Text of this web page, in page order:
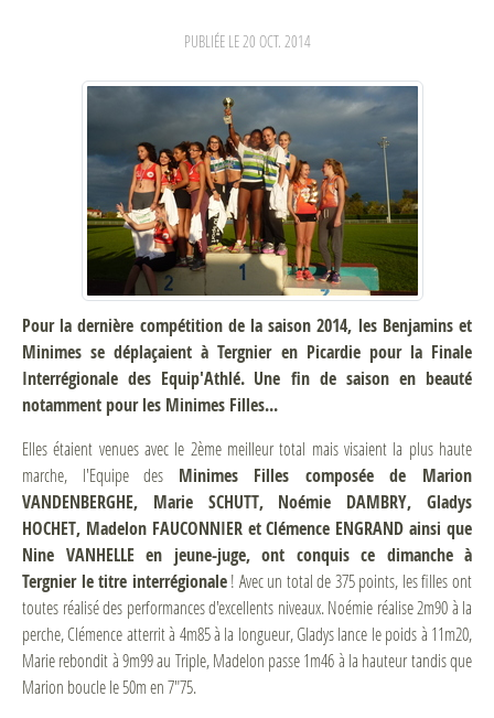
PUBLIÉE LE20 OCT. 2014
Pour la dernière compétition de la saison 2014, les Benjamins et
Minimes se déplaçaient à Tergnier en Picardie pour la Finale
Interrégionale des Equip'Athlé. Une fin de saison en beauté
notamment pour les Minimes Filles...
Elles étaient venues avec le 2ème meilleur total mais visaient la plus haute
marche, l'Equipe des Minimes Filles composée de Marion
VANDENBERGHE, Marie SCHUTT, Noémie DAMBRY, Gladys
HOCHET, Madelon FAUCONNIER et Clémence ENGRAND ainsi que
Nine VANHELLE en jeune-juge, ont conquis ce dimanche à
Tergnier le titre interrégionale! Avec un total de 375 points, les filles ont
toutes réalisé des performances d'excellents niveaux. Noémie réalise 2m90 à la
perche, Clémence atterrit à 4m85 à la longueur, Gladys lance le poids à 11m20,
Marie rebondit à 9m99 au Triple, Madelon passe 1m46 à la hauteur tandis que
Marion boucle le 50m en 7"75.